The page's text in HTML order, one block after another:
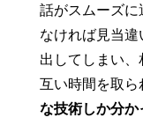
話がスムーズに
なければ見当
出してしまい
互い時間を取ら
な技術しか分